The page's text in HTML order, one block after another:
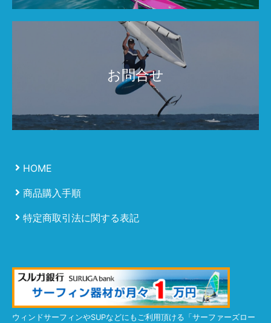
お問合せ
HOME
商品購入手順
特定商取引法に関する表記
ウィンドサーフィンやSUPなどにもご利用頂ける「サーファーズロー